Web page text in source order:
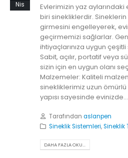
Nis
Evlerimizin yaz
biri sinekliklerdir.
girmesini engelleyerek,
geçirmemizi sağlarlar.
ihtiyaçlarınıza uygun
Sabit, açılır, portatif veya
sizin için en uygun olanı
Malzemeler: Kaliteli
sinekliklerimiz uzun ömürlü
yapısı sayesinde evinizde...
Tarafından aslanpen
Sineklik Sistemleri,Sineklik
DAHA FAZLA OKU...